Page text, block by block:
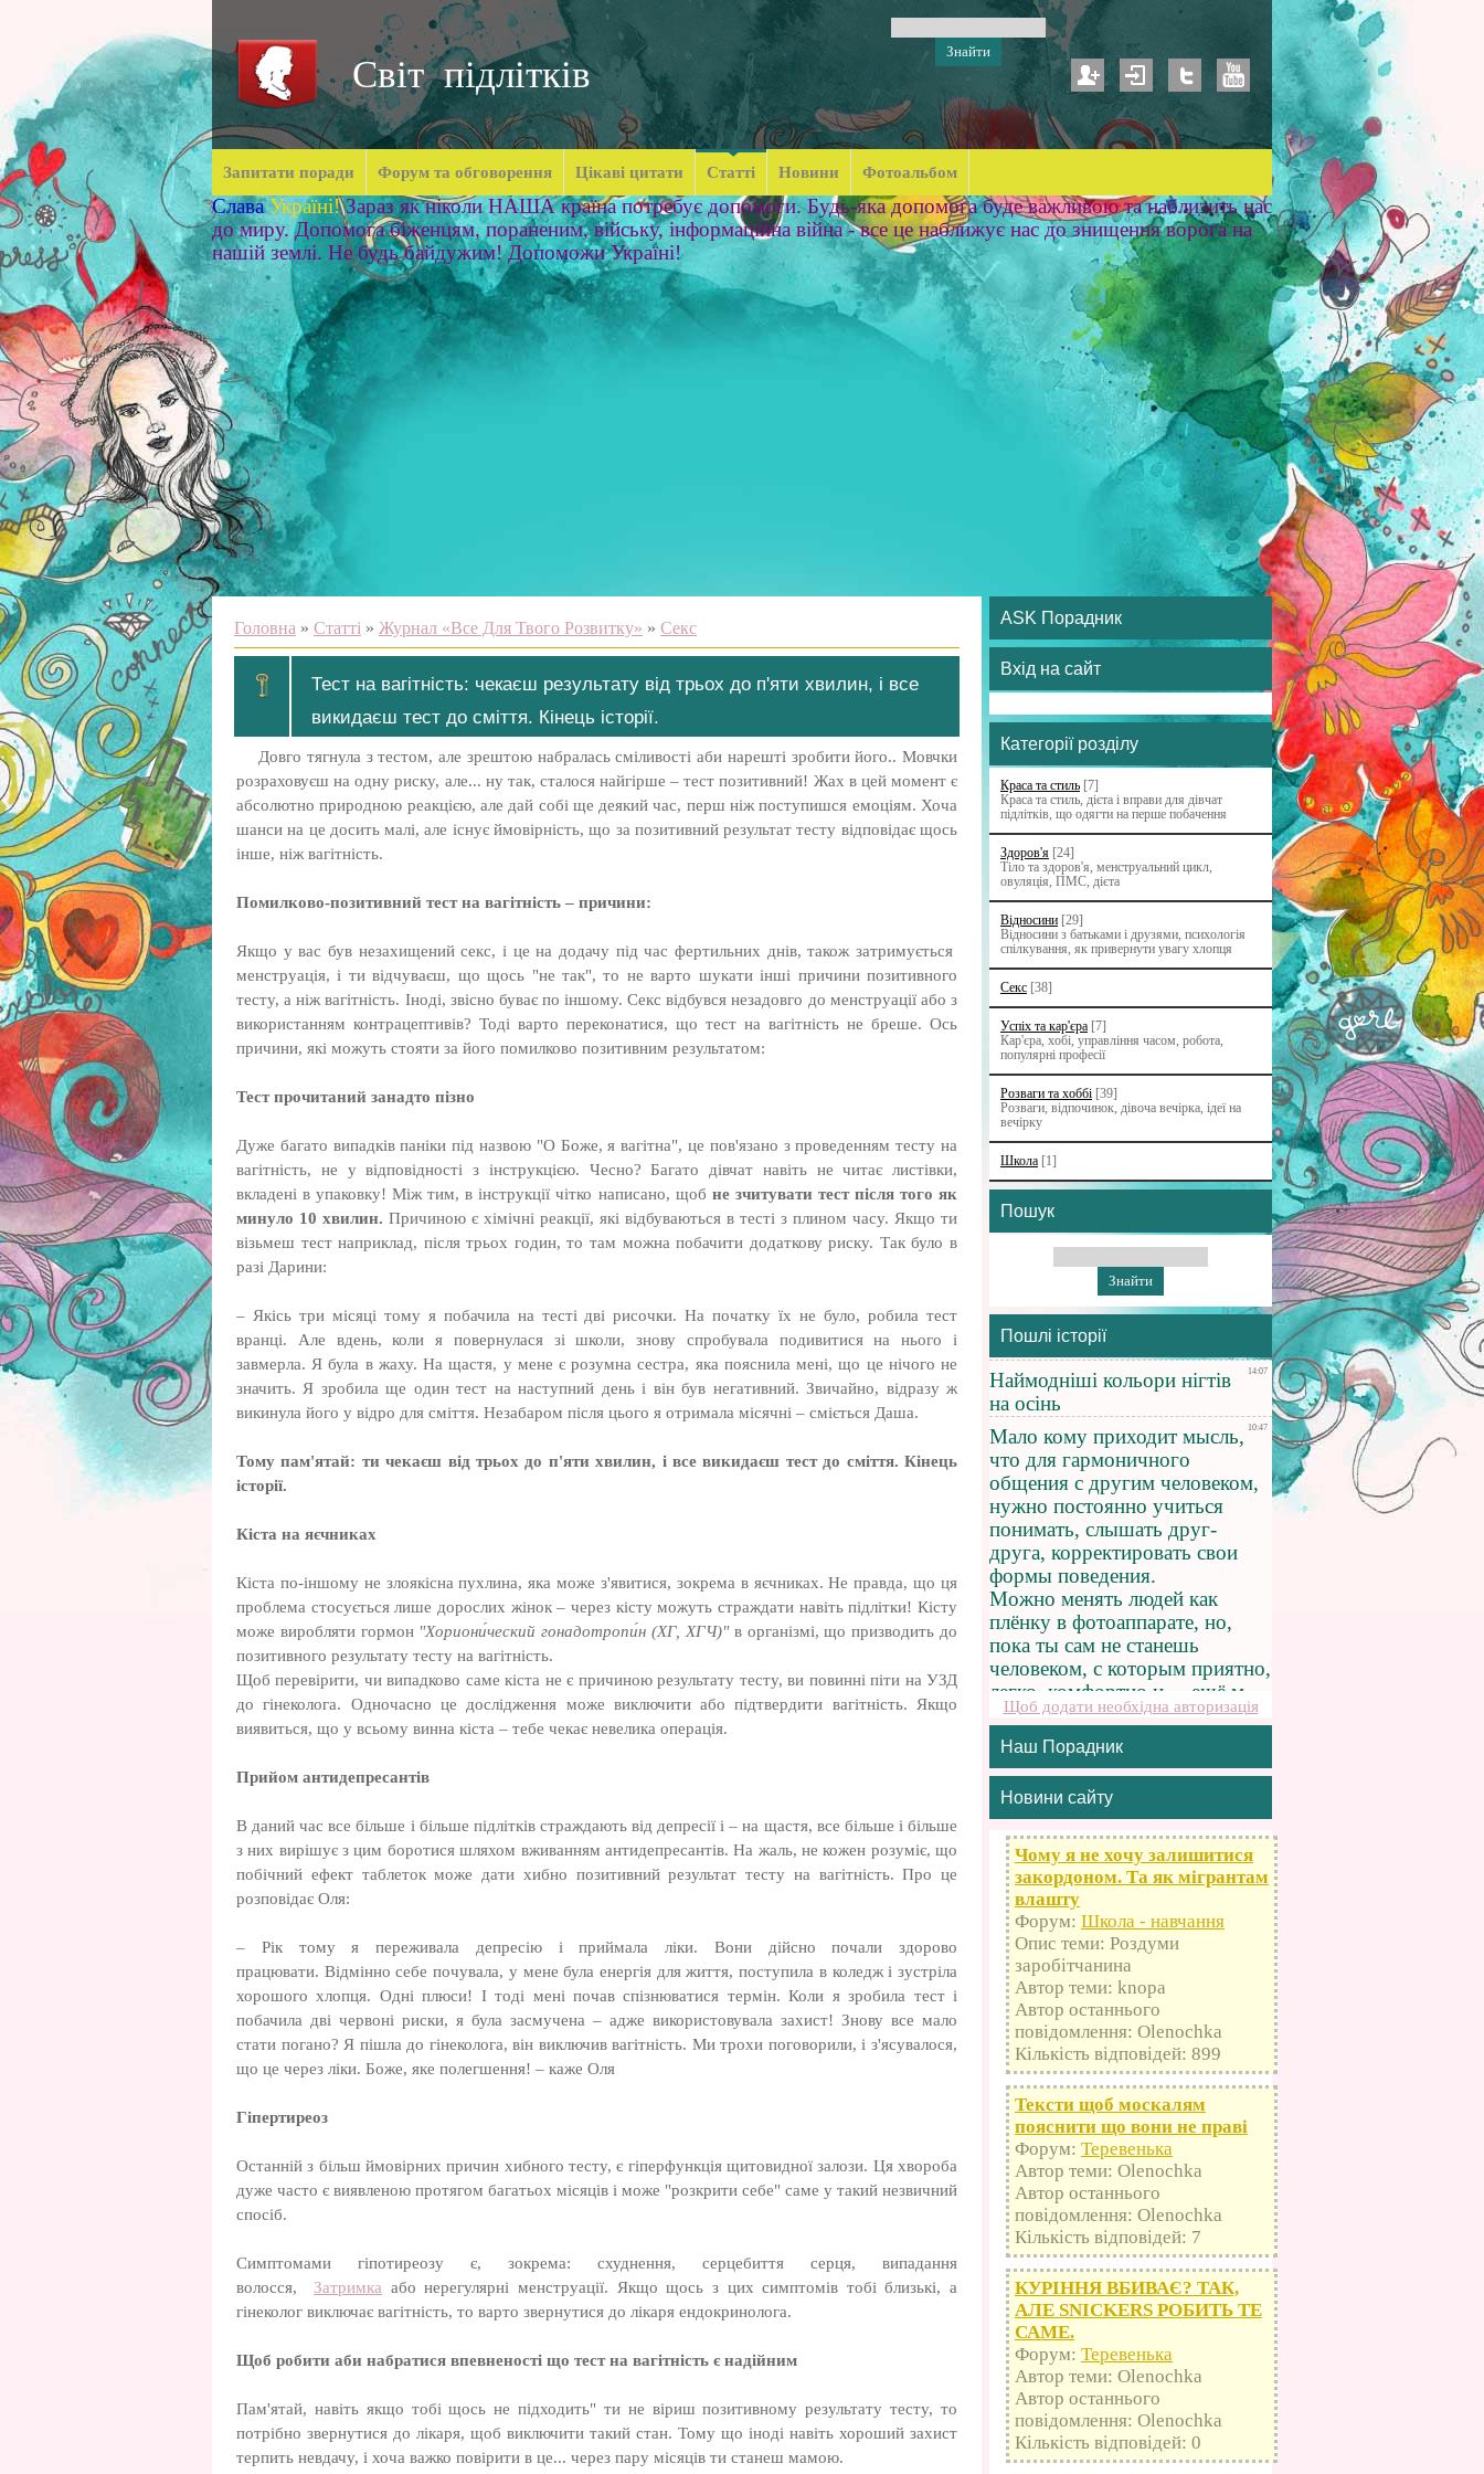
Світ підлітків
Запитати поради Форум та обговорення Цікаві цитати Статті Новини Фотоальбом
Слава Україні! Зараз як ніколи НАША країна потребує допомоги. Будь-яка допомога буде важливою та наблизить нас
до миру. Допомога біженцям, пораненим, війську, інформаційна війна - все це наближує нас до знищення ворога на
нашій землі. Не будь байдужим! Допоможи Україні!
Головна » Статті » Журнал «Все Для Твого Розвитку» » Секс
Тест на вагітність: чекаєш результату від трьох до п'яти хвилин, і все
викидаєш тест до сміття. Кінець історії.
Довго тягнула з тестом, але зрештою набралась сміливості аби нарешті зробити його.. Мовчки
розраховуєш на одну риску, але... ну так, сталося найгірше – тест позитивний! Жах в цей момент є
абсолютно природною реакцією, але дай собі ще деякий час, перш ніж поступишся емоціям. Хоча
шанси на це досить малі, але існує ймовірність, що за позитивний результат тесту відповідає щось
інше, ніж вагітність.
Помилково-позитивний тест на вагітність – причини:
Якщо у вас був незахищений секс, і це на додачу під час фертильних днів, також затримується
менструація, і ти відчуваєш, що щось "не так", то не варто шукати інші причини позитивного
тесту, а ніж вагітність. Іноді, звісно буває по іншому. Секс відбувся незадовго до менструації або з
використанням контрацептивів? Тоді варто переконатися, що тест на вагітність не бреше. Ось
причини, які можуть стояти за його помилково позитивним результатом:
Тест прочитаний занадто пізно
Дуже багато випадків паніки під назвою "О Боже, я вагітна", це пов'язано з проведенням тесту на
вагітність, не у відповідності з інструкцією. Чесно? Багато дівчат навіть не читає листівки,
вкладені в упаковку! Між тим, в інструкції чітко написано, щоб не зчитувати тест після того як
минуло 10 хвилин. Причиною є хімічні реакції, які відбуваються в тесті з плином часу. Якщо ти
візьмеш тест наприклад, після трьох годин, то там можна побачити додаткову риску. Так було в
разі Дарини:
– Якісь три місяці тому я побачила на тесті дві рисочки. На початку їх не було, робила тест
вранці. Але вдень, коли я повернулася зі школи, знову спробувала подивитися на нього і
завмерла. Я була в жаху. На щастя, у мене є розумна сестра, яка пояснила мені, що це нічого не
значить. Я зробила ще один тест на наступний день і він був негативний. Звичайно, відразу ж
викинула його у відро для сміття. Незабаром після цього я отримала місячні – сміється Даша.
Тому пам'ятай: ти чекаєш від трьох до п'яти хвилин, і все викидаєш тест до сміття. Кінець
історії.
Кіста на яєчниках
Кіста по-іншому не злоякісна пухлина, яка може з'явитися, зокрема в яєчниках. Не правда, що ця
проблема стосується лише дорослих жінок – через кісту можуть страждати навіть підлітки! Кісту
може виробляти гормон "Хориони́ческий гонадотропи́н (ХГ, ХГЧ)"в організмі, що призводить до
позитивного результату тесту на вагітність.
Щоб перевірити, чи випадково саме кіста не є причиною результату тесту, ви повинні піти на УЗД
до гінеколога. Одночасно це дослідження може виключити або підтвердити вагітність. Якщо
виявиться, що у всьому винна кіста – тебе чекає невелика операція.
Прийом антидепресантів
В даний час все більше і більше підлітків страждають від депресії і – на щастя, все більше і більше
з них вирішує з цим боротися шляхом вживанням антидепресантів. На жаль, не кожен розуміє, що
побічний ефект таблеток може дати хибно позитивний результат тесту на вагітність. Про це
розповідає Оля:
– Рік тому я переживала депресію і приймала ліки. Вони дійсно почали здорово
працювати. Відмінно себе почувала, у мене була енергія для життя, поступила в коледж і зустріла
хорошого хлопця. Одні плюси! І тоді мені почав спізнюватися термін. Коли я зробила тест і
побачила дві червоні риски, я була засмучена – адже використовувала захист! Знову все мало
стати погано? Я пішла до гінеколога, він виключив вагітність. Ми трохи поговорили, і з'ясувалося,
що це через ліки. Боже, яке полегшення! – каже Оля
Гіпертиреоз
Останній з більш ймовірних причин хибного тесту, є гіперфункція щитовидної залози. Ця хвороба
дуже часто є виявленою протягом багатьох місяців і може "розкрити себе" саме у такий незвичний
спосіб.
Симптомами гіпотиреозу є, зокрема: схуднення, серцебиття серця, випадання
волосся,Затримка або нерегулярні менструації. Якщо щось з цих симптомів тобі близькі, а
гінеколог виключає вагітність, то варто звернутися до лікаря ендокринолога.
Щоб робити аби набратися впевненості що тест на вагітність є надійним
Пам'ятай, навіть якщо тобі щось не підходить" ти не віриш позитивному результату тесту, то
потрібно звернутися до лікаря, щоб виключити такий стан. Тому що іноді навіть хороший захист
терпить невдачу, і хоча важко повірити в це... через пару місяців ти станеш мамою.
ASK Порадник
Вхід на сайт
Категорії розділу
Краса та стиль [7]
Краса та стиль, дієта і вправи для дівчат
підлітків, що одягти на перше побачення
Здоров'я [24]
Тіло та здоров'я, менструальний цикл,
овуляція, ПМС, дієта
Відносини [29]
Відносини з батьками i друзями, психологія
спілкування, як привернути увагу хлопця
Секс [38]
Успіх та кар'єра [7]
Кар'єра, хобі, управління часом, робота,
популярні професії
Розваги та хоббі [39]
Розваги, відпочинок, дівоча вечірка, ідеї на
вечірку
Школа [1]
Пошук
Пошлі історії
Щоб додати необхідна авторизація
Наш Порадник
Новини сайту
Чому я не хочу залишитися
закордоном. Та як мігрантам
влашту
Форум: Школа - навчання
Опис теми: Роздуми
заробітчанина
Автор теми: knopa
Автор останнього
повідомлення: Olenochka
Кількість відповідей: 899
Тексти щоб москалям
пояснити що вони не праві
Форум: Теревенька
Автор теми: Olenochka
Автор останнього
повідомлення: Olenochka
Кількість відповідей: 7
КУРІННЯ ВБИВАЄ? ТАК,
АЛЕ SNICKERS РОБИТЬ ТЕ
САМЕ.
Форум: Теревенька
Автор теми: Olenochka
Автор останнього
повідомлення: Olenochka
Кількість відповідей: 0